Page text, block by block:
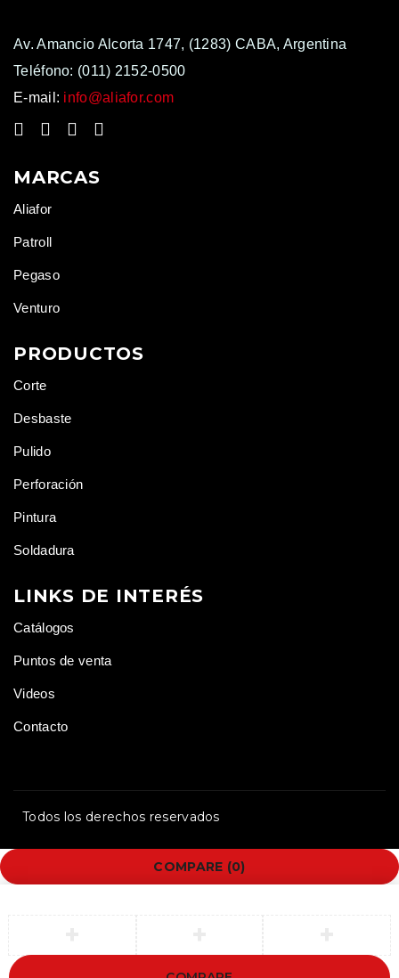
Av. Amancio Alcorta 1747, (1283) CABA, Argentina
Teléfono: (011) 2152-0500
E-mail: info@aliafor.com
MARCAS
Aliafor
Patroll
Pegaso
Venturo
PRODUCTOS
Corte
Desbaste
Pulido
Perforación
Pintura
Soldadura
LINKS DE INTERÉS
Catálogos
Puntos de venta
Videos
Contacto
Todos los derechos reservados
COMPARE (0)